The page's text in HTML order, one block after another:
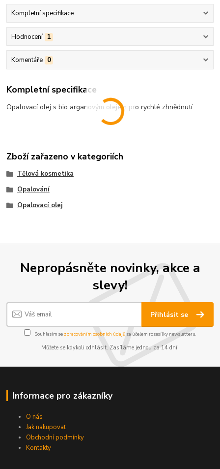
Kompletní specifikace
Hodnocení 1
Komentáře 0
Kompletní specifikace
Opalovací olej s bio arganovým olejem pro rychlé zhnědnutí.
Zboží zařazeno v kategoriích
Tělová kosmetika
Opalování
Opalovací olej
Nepropásněte novinky, akce a
slevy!
Přihlásit se
Souhlasím se zpracováním osobních údajůza účelem rozesílky newsletteru.
Můžete se kdykoli odhlásit. Zasíláme jednou za 14 dní.
Informace pro zákazníky
O nás
Jak nakupovat
Obchodní podmínky
Kontakty